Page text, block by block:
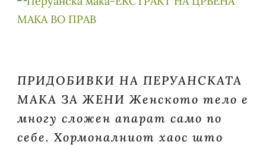
ПРИДОБИВКИ НА ПЕРУАНСКАТА
МАКА ЗА ЖЕНИ Женското тело е
многу сложен апарат само по
себе. Хормоналниот хаос што